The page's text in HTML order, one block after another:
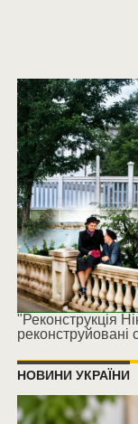
"Реконструкція
реконструйовані
НОВИНИ УКРАЇНИ